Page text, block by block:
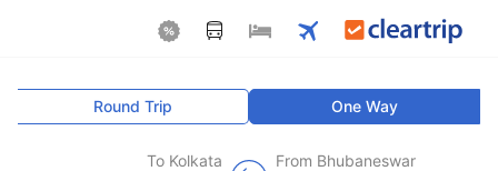
One Way
Round Trip
From Bhubaneswar
To Kolkata